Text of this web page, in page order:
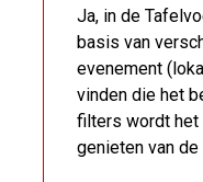
Ja, in de
basis van
evenement
vinden die het
filters wordt het
genieten van